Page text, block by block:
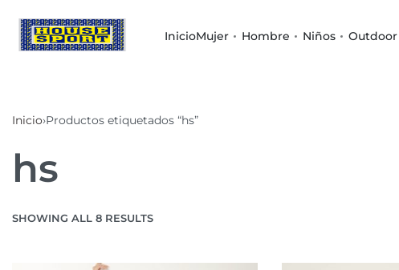
InicioMujer Hombre Niños Outdoor
Inicio›Productos etiquetados “hs”
hs
SHOWING ALL 8 RESULTS